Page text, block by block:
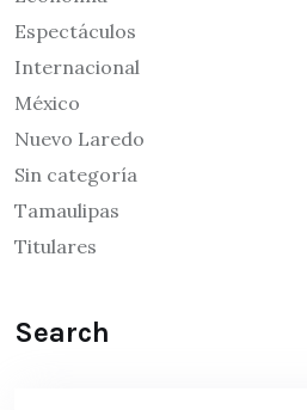
Espectáculos
Internacional
México
Nuevo Laredo
Sin categoría
Tamaulipas
Titulares
Search